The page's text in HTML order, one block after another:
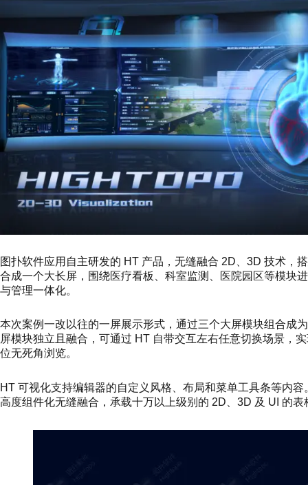
图扑软件应用自主研发的 HT 产品，无缝融合 2D、3D 技术，
合成一个大长屏，围绕医疗看板、科室监测、医院园区等模块
与管理一体化。
本次案例一改以往的一屏展示形式，通过三个大屏模块组合成
屏模块独立且融合，可通过 HT 自带交互左右任意切换场景，
位无死角浏览。
HT 可视化支持编辑器的自定义风格、布局和菜单工具条等内
高度组件化无缝融合，承载十万以上级别的 2D、3D 及 UI 的